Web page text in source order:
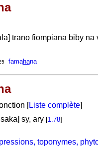
trano fiompiana biby na
famahana
[Liste complète]
sy, ary [1.78]
toponymes,